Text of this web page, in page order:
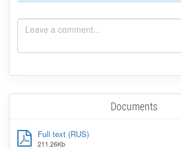
Documents
Full text (RUS)
211.26Kb